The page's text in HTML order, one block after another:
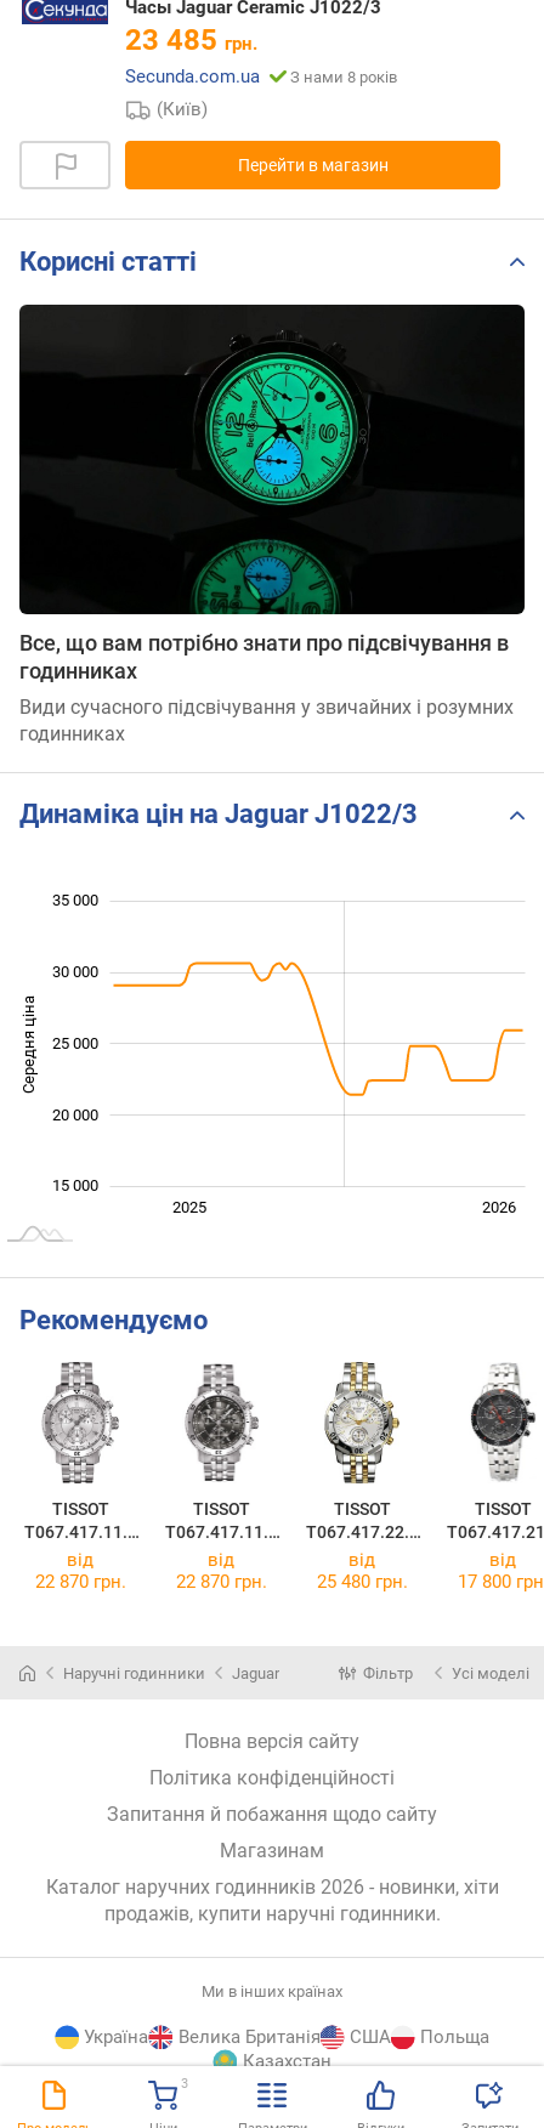
3
Часы Jaguar Ceramic J1022/3
23 485 грн.
Secunda.com.ua
З нами 8 років
(Київ)
Перейти в магазин
Корисні статті
Все, що вам потрібно знати про підсвічування в
годинниках
Види сучасного підсвічування у звичайних і розумних
годинниках
Динаміка цін на Jaguar J1022/3
Середня ціна 16 000
20 000
35 000
30 000
25 000
15 000
2026
2025
Рекомендуємо
TISSOT
T067.417.11.0
31.00
TISSOT
T067.417.11.0
51.00
TISSOT
T067.417.22.0
31.00
TISSOT
51.00
від
22 870 грн.
від
22 870 грн.
від
25 480 грн.
від
17 800
Наручні годинники Jaguar Фільтр Усі моделі
Повна версія сайту
Політика конфіденційності
Запитання й побажання щодо сайту
Магазинам
Каталог наручних годинників 2026 - новинки, хіти
продажів, купити наручні годинники.
Ми в інших країнах
Україна Велика Британія США
Польща
Казахстан